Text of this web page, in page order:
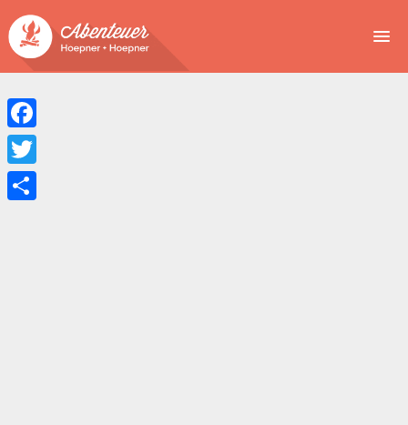
Facebook
Twitter